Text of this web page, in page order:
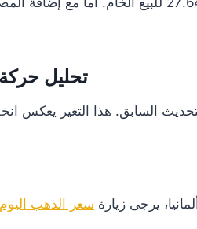
تحليل
يرجى زيارة سعر الذهب اليوم